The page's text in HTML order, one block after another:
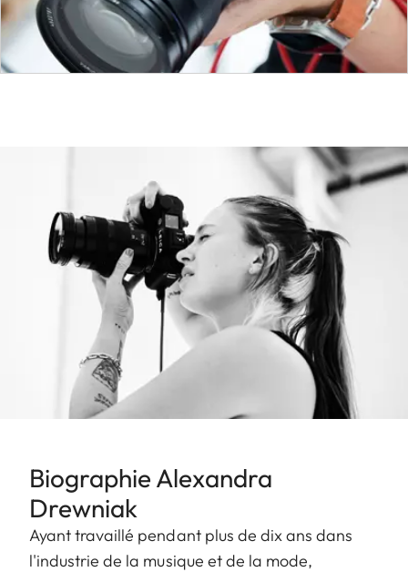
Biographie Alexandra
Drewniak
Ayant travaillé pendant plus de dix ans dans
l'industrie de la musique et de la mode,